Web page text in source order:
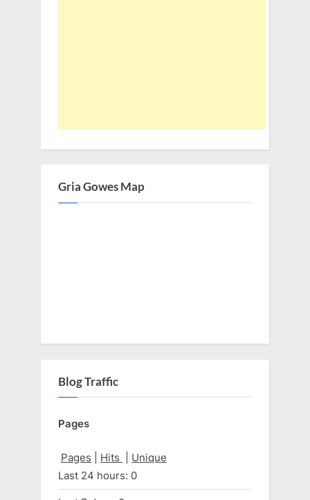
Gria Gowes Map
Blog Traffic
Pages
Pages Hits
Unique
Last 24 hours: 0